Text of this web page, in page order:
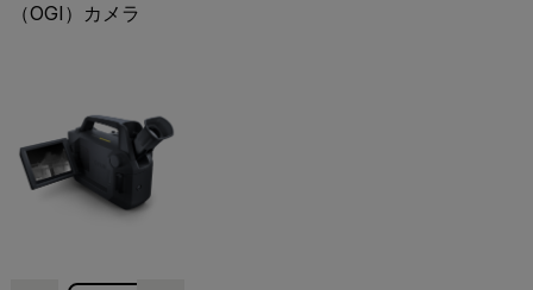
（OGI）カメラ